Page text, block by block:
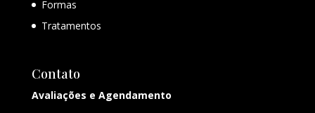
Formas
Tratamentos
Contato
Avaliações e Agendamento